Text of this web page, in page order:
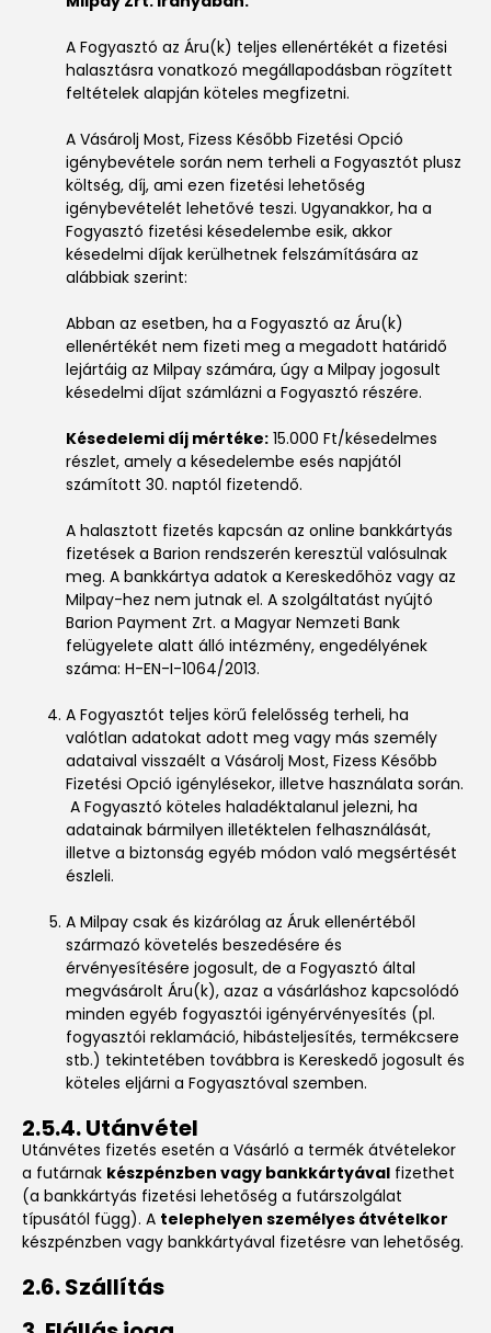
A Fogyasztó az Áru(k) teljes ellenértékét a fizetési
halasztásra vonatkozó megállapodásban rögzített
feltételek alapján köteles megfizetni.
A Vásárolj Most, Fizess Később Fizetési Opció
igénybevétele során nem terheli a Fogyasztót plusz
költség, díj, ami ezen fizetési lehetőség
igénybevételét lehetővé teszi. Ugyanakkor, ha a
Fogyasztó fizetési késedelembe esik, akkor
késedelmi díjak kerülhetnek felszámítására az
alábbiak szerint:
Abban az esetben, ha a Fogyasztó az Áru(k)
ellenértékét nem fizeti meg a megadott határidő
lejártáig az Milpay számára, úgy a Milpay jogosult
késedelmi díjat számlázni a Fogyasztó részére.
Késedelemi díj mértéke: 15.000 Ft/késedelmes
részlet, amely a késedelembe esés napjától
számított 30. naptól fizetendő.
A halasztott fizetés kapcsán az online bankkártyás
fizetések a Barion rendszerén keresztül valósulnak
meg. A bankkártya adatok a Kereskedőhöz vagy az
Milpay-hez nem jutnak el. A szolgáltatást nyújtó
Barion Payment Zrt. a Magyar Nemzeti Bank
felügyelete alatt álló intézmény, engedélyének
száma: H-EN-I-1064/2013.
A Fogyasztót teljes körű felelősség terheli, ha
valótlan adatokat adott meg vagy más személy
adataival visszaélt a Vásárolj Most, Fizess Később
Fizetési Opció igénylésekor, illetve használata során.
A Fogyasztó köteles haladéktalanul jelezni, ha
adatainak bármilyen illetéktelen felhasználását,
illetve a biztonság egyéb módon való megsértését
észleli.
A Milpay csak és kizárólag az Áruk ellenértéből
származó követelés beszedésére és
érvényesítésére jogosult, de a Fogyasztó által
megvásárolt Áru(k), azaz a vásárláshoz kapcsolódó
minden egyéb fogyasztói igényérvényesítés (pl.
fogyasztói reklamáció, hibásteljesítés, termékcsere
stb.) tekintetében továbbra is Kereskedő jogosult és
köteles eljárni a Fogyasztóval szemben.
2.5.4. Utánvétel
Utánvétes fizetés esetén a Vásárló a termék átvételekor
a futárnak készpénzben vagy bankkártyával fizethet
(a bankkártyás fizetési lehetőség a futárszolgálat
típusától függ). A telephelyen személyes átvételkor
készpénzben vagy bankkártyával fizetésre van lehetőség.
2.6. Szállítás